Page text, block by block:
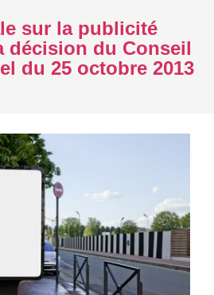
sur la publicité
décision du Conseil
du 25 octobre 2013